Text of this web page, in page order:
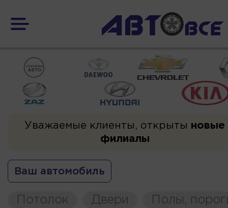
Уважаемые клиенты, открыты новые
филиалы
Ваш автомобиль
Потолок Двери
Полы,